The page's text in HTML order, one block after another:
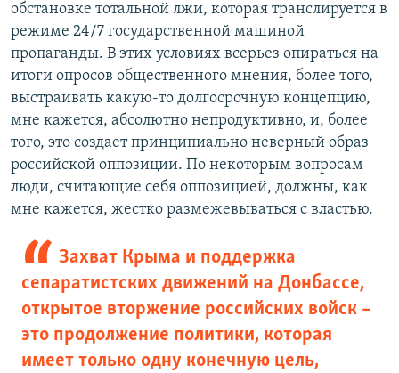
обстановке тотальной лжи, которая транслируется в
режиме 24/7 государственной машиной
пропаганды. В этих условиях всерьез опираться на
итоги опросов общественного мнения, более того,
выстраивать какую-то долгосрочную концепцию,
мне кажется, абсолютно непродуктивно, и, более
того, это создает принципиально неверный образ
российской оппозиции. По некоторым вопросам
люди, считающие себя оппозицией, должны, как
мне кажется, жестко размежевываться с властью.
Захват Крыма и поддержка
сепаратистских движений на Донбассе,
открытое вторжение российских войск –
это продолжение политики, которая
имеет только одну конечную цель,